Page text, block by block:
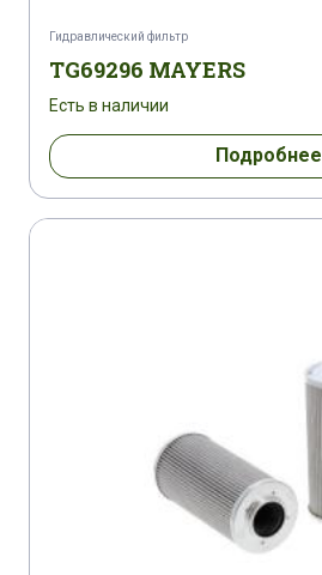
Гидравлический фильтр
TG69296 MAYERS
Есть в наличии
Подробнее